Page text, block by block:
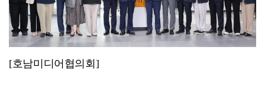
[호남미디어협의회]